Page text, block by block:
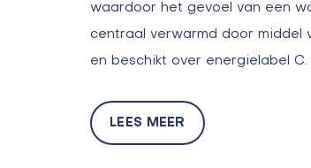
waardoor het gevoel van een
centraal verwarmd door middel
en beschikt over energielabel C.
LEES MEER